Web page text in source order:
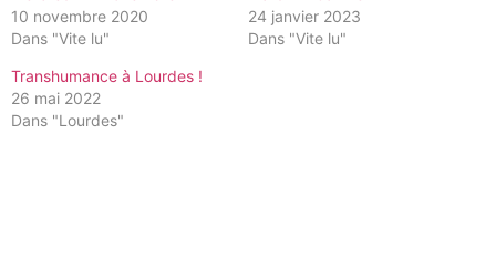
10 novembre 2020
Dans "Vite lu"
24 janvier 2023
Dans "Vite lu"
Transhumance à Lourdes !
26 mai 2022
Dans "Lourdes"